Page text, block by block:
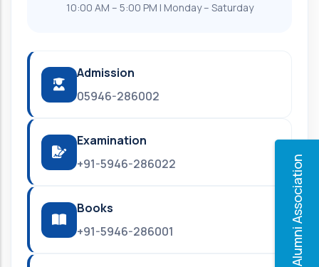
Alumni Association
10:00 AM – 5:00 PM | Monday – Saturday
Admission
05946-286002
Examination
+91-5946-286022
Books
+91-5946-286001